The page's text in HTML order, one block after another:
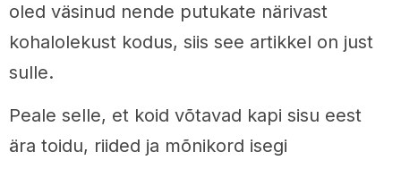
oled väsinud nende putukate närivast
kohalolekust kodus, siis see artikkel on just
sulle.
Peale selle, et koid võtavad kapi sisu eest
ära toidu, riided ja mõnikord isegi